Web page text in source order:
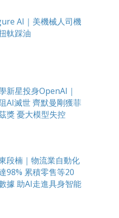
AI｜美機械人司機
軚踩油
新星投身OpenAI｜
AI滅世 齊默曼剛獲菲
獎 憂大模型失控
段楠｜物流業自動化
98% 累積零售等20
據 助AI走進具身智能